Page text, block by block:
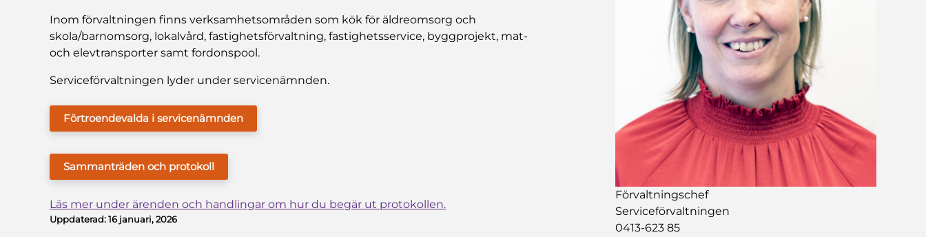
Inom förvaltningen finns verksamhetsområden som kök för äldreomsorg och
skola/barnomsorg, lokalvård, fastighetsförvaltning, fastighetsservice, byggprojekt, mat-
och elevtransporter samt fordonspool.
Serviceförvaltningen lyder under servicenämnden.
Förtroendevalda i servicenämnden
Sammanträden och protokoll
Läs mer under ärenden och handlingar om hur du begär ut protokollen.
Uppdaterad:16 januari, 2026
Förvaltningschef
Serviceförvaltningen
0413-623 85